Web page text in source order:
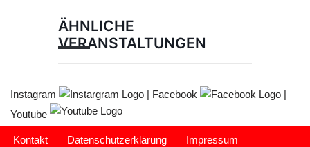
ÄHNLICHE
VERANSTALTUNGEN
Instagram | Facebook
|
Youtube
Kontakt Datenschutzerklärung Impressum